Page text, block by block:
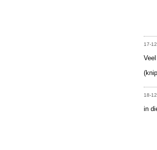
17-
18-
in